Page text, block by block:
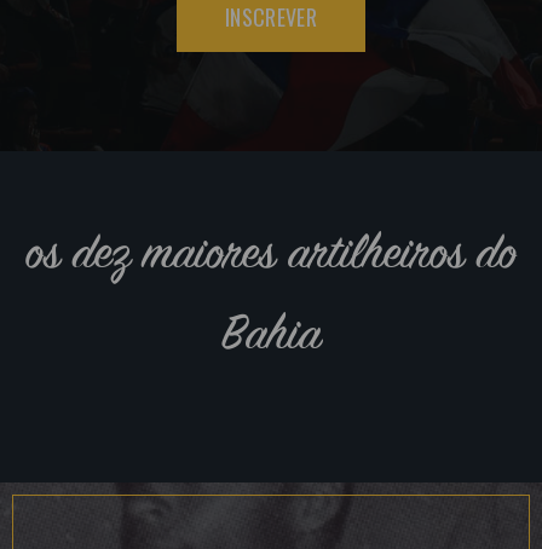
INSCREVER
os dez maiores artilheiros do
Bahia